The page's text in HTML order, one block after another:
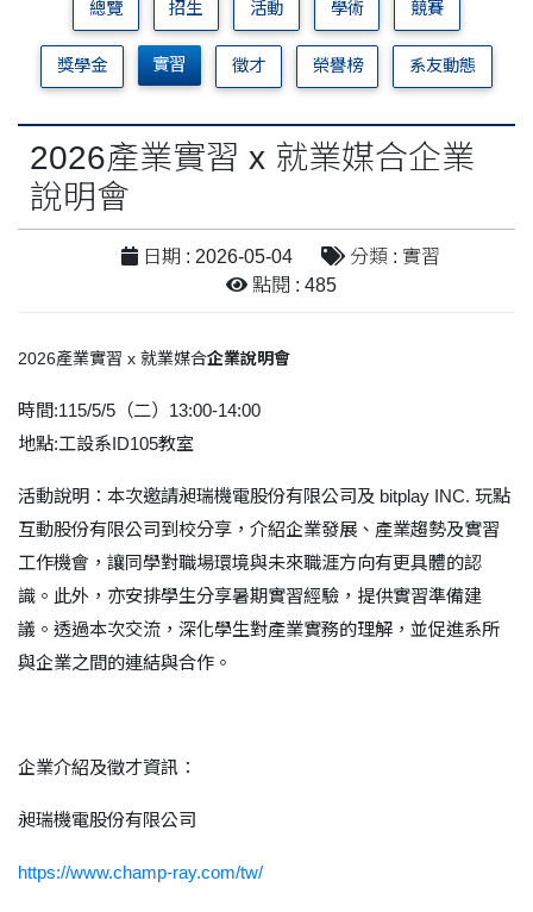
總覽 招生 活動 學術 競賽
獎學金 實習 徵才 榮譽榜 系友動態
2026產業實習 x 就業媒合企業
說明會
日期 : 2026-05-04
分類 : 實習
點閱 : 485
2026產業實習 x 就業媒合企業說明會
時間:115/5/5 （二） 13:00-14:00
地點:工設系ID105教室
活動說明： 本次邀請昶瑞機電股份有限公司及 bitplay INC. 玩點
互動股份有限公司到校分享，介紹企業發展、產業趨勢及實習
工作機會，讓同學對職場環境與未來職涯方向有更具體的認
識。此外，亦安排學生分享暑期實習經驗，提供實習準備建
議。透過本次交流，深化學生對產業實務的理解，並促進系所
與企業之間的連結與合作。
企業介紹及徵才資訊：
昶瑞機電股份有限公司
https://www.champ-ray.com/tw/